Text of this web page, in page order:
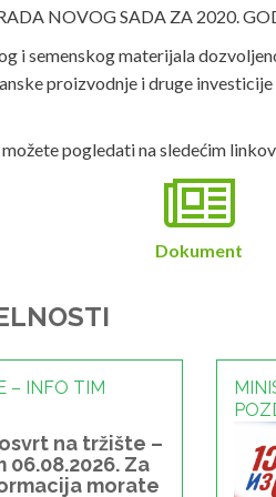
NOVOG SADA ZA 2020.
i semenskog materijala
proizvodnje i druge investicije
pogledati na sledećim
Dokument
– INFO TIM
na tržište –
06.08.2026. Za
morate